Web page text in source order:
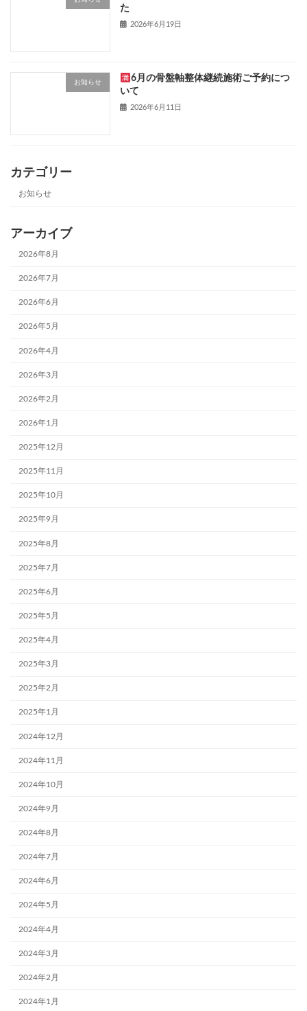
た
2026年6月19日
お知らせ
6月の骨盤軸整体継続施術ご予約につ
いて
2026年6月11日
カテゴリー
お知らせ
アーカイブ
2026年8月
2026年7月
2026年6月
2026年5月
2026年4月
2026年3月
2026年2月
2026年1月
2025年12月
2025年11月
2025年10月
2025年9月
2025年8月
2025年7月
2025年6月
2025年5月
2025年4月
2025年3月
2025年2月
2025年1月
2024年12月
2024年11月
2024年10月
2024年9月
2024年8月
2024年7月
2024年6月
2024年5月
2024年4月
2024年3月
2024年2月
2024年1月